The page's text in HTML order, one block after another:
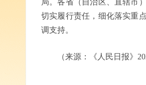
局。各省（自治区、直辖市
切实履行责任，细化落实重
调支持。
（来源：《人民日报》